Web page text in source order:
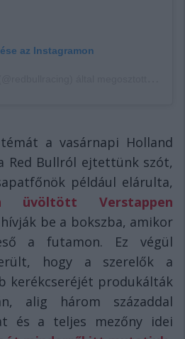
az Instagramon
a vasárnapi Holland
Red Bullról ejtettünk szót,
például elárulta,
üvöltött Verstappen
be a bokszba, amikor
a futamon. Ez végül
hogy a szerelők a
kerékcseréjét produkálták
alig három századdal
és a teljes mezőny idei